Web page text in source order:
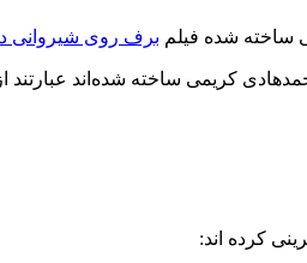
ساخته شده فیلم برف روی شیروانی
کریمی ساخته شده‌اند عبارتند
کرده اند: